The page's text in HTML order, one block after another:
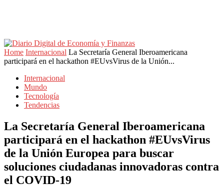
Home Internacional La Secretaría General Iberoamericana
participará en el hackathon #EUvsVirus de la Unión...
Internacional
Mundo
Tecnología
Tendencias
La Secretaría General Iberoamericana
participará en el hackathon #EUvsVirus
de la Unión Europea para buscar
soluciones ciudadanas innovadoras contra
el COVID-19